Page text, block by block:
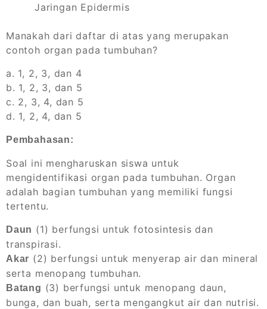
Jaringan Epidermis
Manakah dari daftar di atas yang merupakan
contoh organ pada tumbuhan?
a. 1, 2, 3, dan 4
b. 1, 2, 3, dan 5
c. 2, 3, 4, dan 5
d. 1, 2, 4, dan 5
Pembahasan:
Soal ini mengharuskan siswa untuk
mengidentifikasi organ pada tumbuhan. Organ
adalah bagian tumbuhan yang memiliki fungsi
tertentu.
Daun (1) berfungsi untuk fotosintesis dan
transpirasi.
Akar (2) berfungsi untuk menyerap air dan mineral
serta menopang tumbuhan.
Batang (3) berfungsi untuk menopang daun,
bunga, dan buah, serta mengangkut air dan nutrisi.